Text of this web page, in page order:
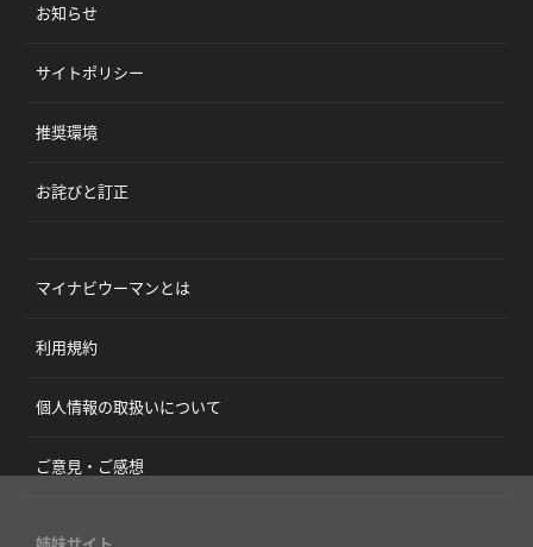
お知らせ
サイトポリシー
推奨環境
お詫びと訂正
マイナビウーマンとは
利用規約
個人情報の取扱いについて
ご意見・ご感想